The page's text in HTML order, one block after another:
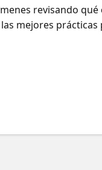
revisando
mejores prácticas